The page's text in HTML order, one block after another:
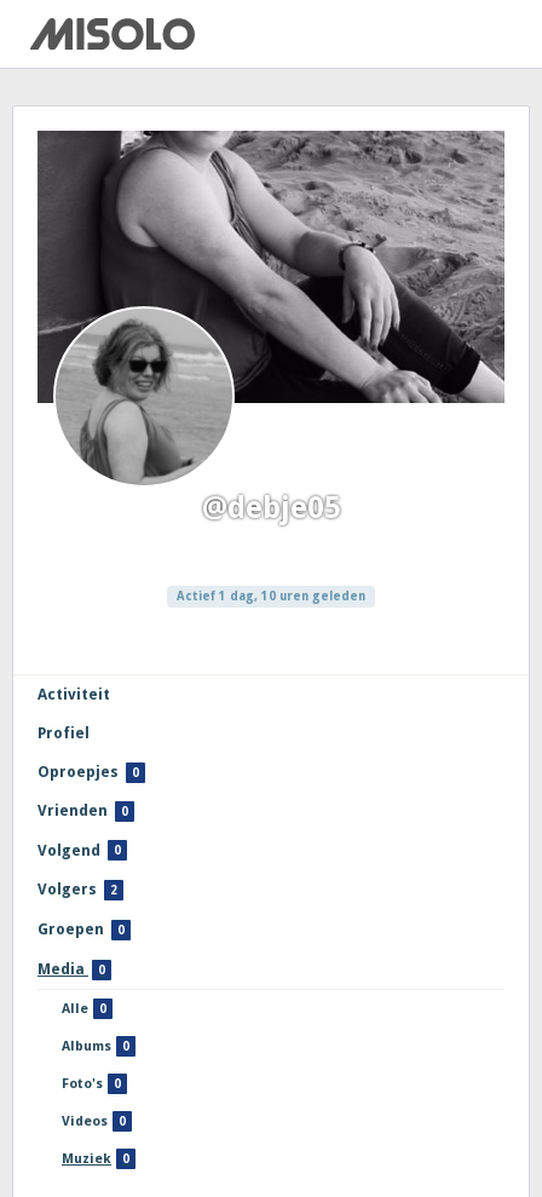
@debje05
Actief 1 dag, 10 uren geleden
Activiteit
Profiel
Oproepjes 0
Vrienden 0
Volgend 0
Volgers 2
Groepen 0
Media 0
Alle 0
Albums 0
Foto's 0
Videos 0
Muziek 0